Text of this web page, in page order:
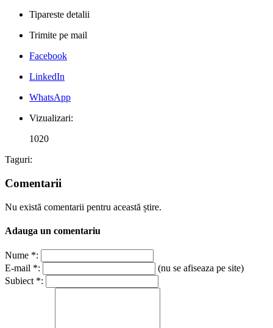
Tipareste detalii
Trimite pe mail
Facebook
LinkedIn
WhatsApp
Vizualizari:
1020
Taguri:
Comentarii
Nu există comentarii pentru această știre.
Adauga un comentariu
Nume *:
E-mail *:
(nu se afiseaza pe site)
Subiect *: